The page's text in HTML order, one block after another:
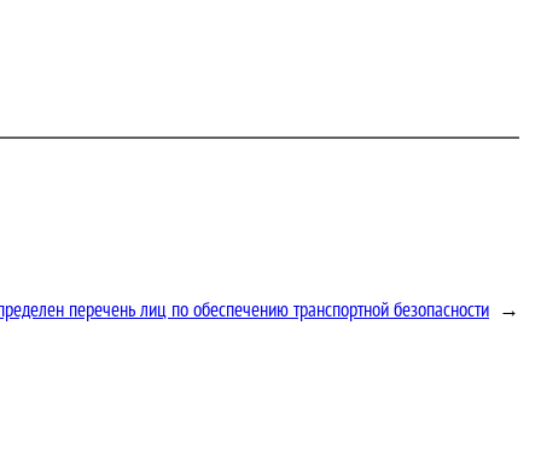
перечень лиц по обеспечению транспортной безопасности →